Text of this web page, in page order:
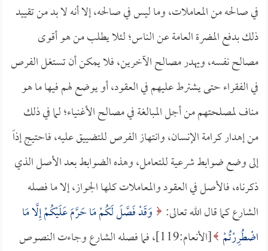
في صالحه من المعاملات، وما ليس في صالحه، إلا أنه لا بد من تقييد
ذلك بدفع المضرة العامة عن الناس؛ لئلا يطلب من هو أقوى
مصالح نفسه، ويهدر مصالح الآخرين، فلا يمكن أن تستغل الفرص
في الفقراء حتى يشترط عليهم في العقود، أو يوضع لهم فيها ما هو
مناف لمصلحتهم من أجل المبالغة في مصالح الأغنياء؛ لما في ذلك
من إهدار كرامة الإنسان، وانتهاز الفرص للتضييق عليه، فاحتيج إذاً
إلى وضع ضوابط شرعية للتعامل، وهذه الضوابط بعد الأصل الذي
ذكرناه، فالأصل في العقود والمعاملات كلها الجواز، إلا ما فصله
الشارع كما قال الله تعالى:
وَقَدْ فَصَّلَ لَكُمْ مَا حَرَّمَ عَلَيْكُمْ إِلَّا مَا
اضْطُرِرْتُمْ
[الأنعام:119]، فما فصله الشارع وجاءت النصوص